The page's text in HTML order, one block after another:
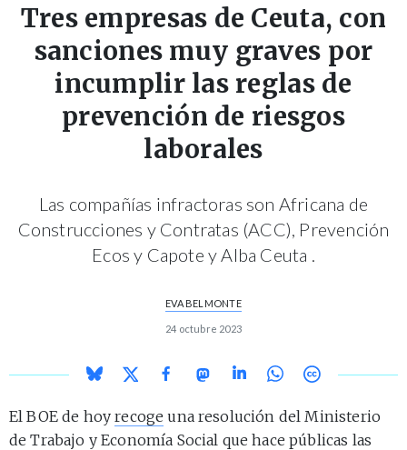
Tres empresas de Ceuta, con
sanciones muy graves por
incumplir las reglas de
prevención de riesgos
laborales
Las compañías infractoras son Africana de
Construcciones y Contratas (ACC), Prevención
Ecos y Capote y Alba Ceuta .
EVA BELMONTE
24 octubre 2023
El BOE de hoyrecoge una resolución del Ministerio
de Trabajo y Economía Social que hace públicas las